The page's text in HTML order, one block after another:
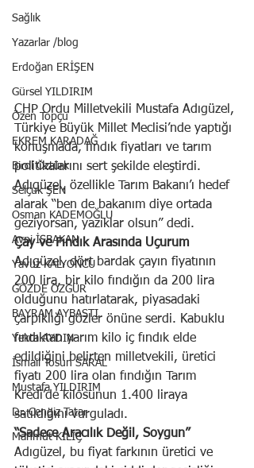
Sağlık
Yazarlar /blog
Erdoğan ERİŞEN
Gürsel YILDIRIM
Özen Topçu
EKREM KARADAĞ
Birol Öztürk
Selçuk ŞEN
Osman KADEMOĞLU
Avni İŞBAKAN
Yavuz KALYONCU
GÖZDE ÖZGÜR
BAYRAM AYBASTI
Yekta AYDIN
İsmail Tosun SARAL
Mustafa YILDIRIM
Dr. Cengiz Tatar
Mahmut KILIÇ
CHP Ordu Milletvekili Mustafa Adıgüzel,
Türkiye Büyük Millet Meclisi’nde yaptığı
konuşmada, fındık fiyatları ve tarım
politikalarını sert şekilde eleştirdi.
Adıgüzel, özellikle Tarım Bakanı’ı hedef
alarak “ben de bakanım diye ortada
geziyorsan, yazıklar olsun” dedi.
Çay ve Fındık Arasında Uçurum
Adıgüzel, dört bardak çayın fiyatının
200 lira, bir kilo fındığın da 200 lira
olduğunu hatırlatarak, piyasadaki
çarpıklığı gözler önüne serdi. Kabuklu
fındıktan yarım kilo iç fındık elde
edildiğini belirten milletvekili, üretici
fiyatı 200 lira olan fındığın Tarım
Kredi’de kilosunun 1.400 liraya
satıldığını vurguladı.
“Sadece Aracılık Değil, Soygun”
Adıgüzel, bu fiyat farkının üretici ve